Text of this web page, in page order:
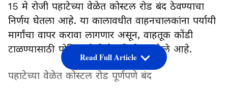
15 मे रोजी पहाटेच्या वेळेत कोस्टल रोड बंद ठेवण्याचा
निर्णय घेतला आहे. या कालावधीत वाहनचालकांना पर्यायी
मार्गांचा वापर करावा लागणार असून, वाहतूक कोंडी
टाळण्यासाठी पोलिसांनी विशेष नियोजन केले आहे.
पहाटेच्या वेळेत कोस्टल रोड पूर्णपणे बंद
Read Full Article